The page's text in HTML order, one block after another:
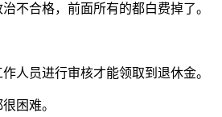
不合格，前面所有的都白费掉了。
人员进行审核才能领取到退休金。
困难。